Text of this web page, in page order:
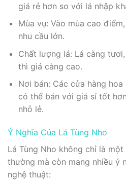
giá rẻ hơn so với lá nhập
Mùa vụ: Vào mùa cao
nhu cầu lớn.
Chất lượng lá: Lá càng
thì giá càng cao.
Nơi bán: Các cửa hàng
có thể bán với giá sỉ tốt
nhỏ lẻ.
Ý Nghĩa Của Lá Tùng Nho
Lá Tùng Nho không chỉ là
thường mà còn mang nhiều ý
nghệ thuật: